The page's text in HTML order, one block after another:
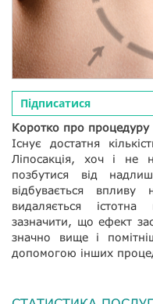
Підписатися
Коротко про процедуру
Існує достатня
Ліпосакція, хоч і не
позбутися від
відбувається
видаляється
зазначити, що ефект
значно вище і
допомогою інших